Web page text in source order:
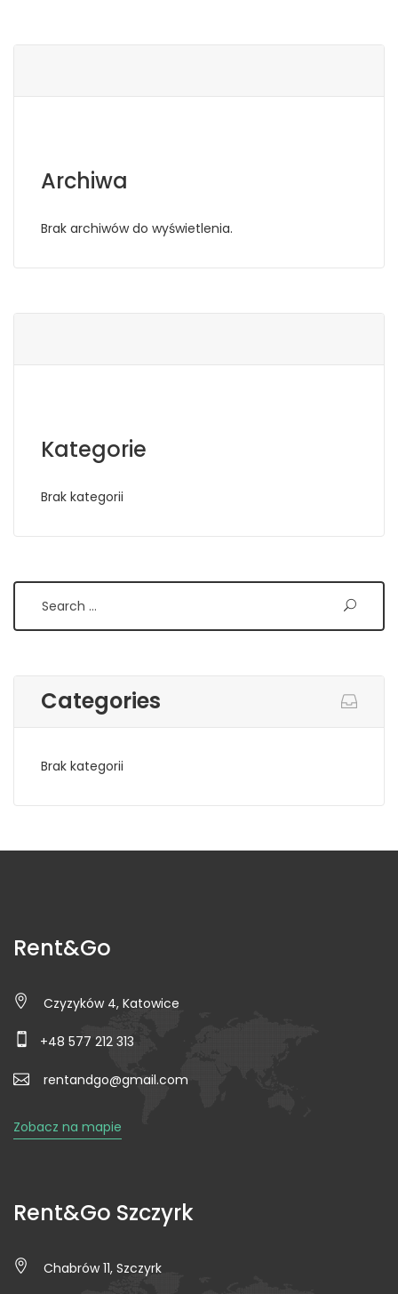
Archiwa
Brak archiwów do wyświetlenia.
Kategorie
Brak kategorii
Categories
Brak kategorii
Rent&Go
Czyzyków 4, Katowice
+48 577 212 313
rentandgo@gmail.com
Zobacz na mapie
Rent&Go Szczyrk
Chabrów 11, Szczyrk